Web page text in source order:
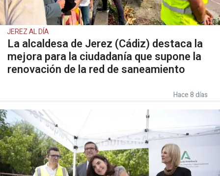
JEREZ AL DÍA
La alcaldesa de Jerez (Cádiz) destaca la
mejora para la ciudadanía que supone la
renovación de la red de saneamiento
Hace 8 días